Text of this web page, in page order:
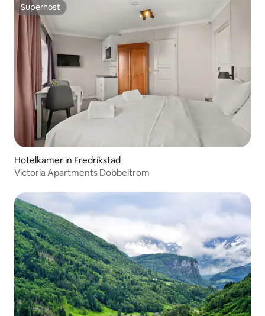
Superhost
Superhost
Hotelkamer in Fredrikstad
Victoria Apartments Dobbeltrom